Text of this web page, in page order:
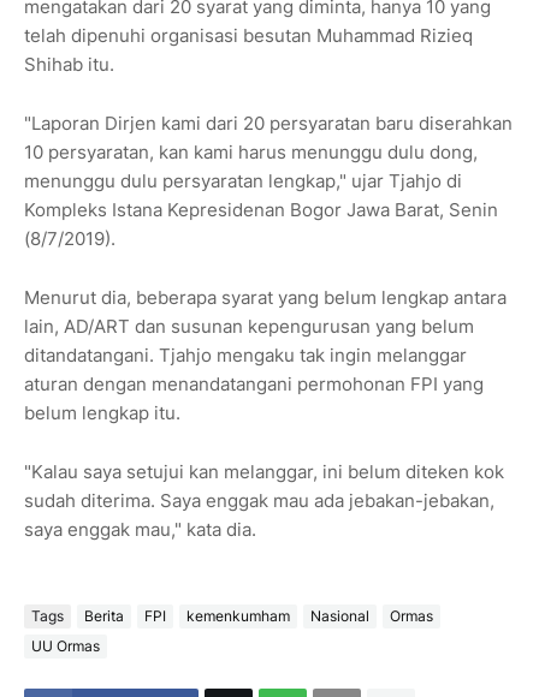
mengatakan dari 20 syarat yang diminta, hanya 10 yang
telah dipenuhi organisasi besutan Muhammad Rizieq
Shihab itu.
"Laporan Dirjen kami dari 20 persyaratan baru diserahkan
10 persyaratan, kan kami harus menunggu dulu dong,
menunggu dulu persyaratan lengkap," ujar Tjahjo di
Kompleks Istana Kepresidenan Bogor Jawa Barat, Senin
(8/7/2019).
Menurut dia, beberapa syarat yang belum lengkap antara
lain, AD/ART dan susunan kepengurusan yang belum
ditandatangani. Tjahjo mengaku tak ingin melanggar
aturan dengan menandatangani permohonan FPI yang
belum lengkap itu.
"Kalau saya setujui kan melanggar, ini belum diteken kok
sudah diterima. Saya enggak mau ada jebakan-jebakan,
saya enggak mau," kata dia.
Tags Berita FPI kemenkumham Nasional
Ormas
UU Ormas